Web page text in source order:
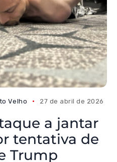
Velho 27 de abril de 2026
a jantar
tentativa de
Trump